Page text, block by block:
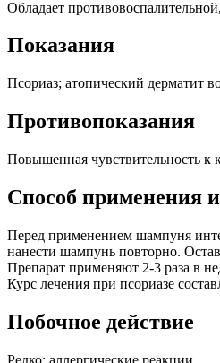
Обладает
Показания
Псориаз; атопический дерматит
Противопоказания
Повышенная чувствительность к
Способ применения
Перед применением шампуня
нанести шампунь повторно.
Препарат применяют 2-3 раза в
Курс лечения при псориазе
Побочное действие
Редко: аллергические реакции.